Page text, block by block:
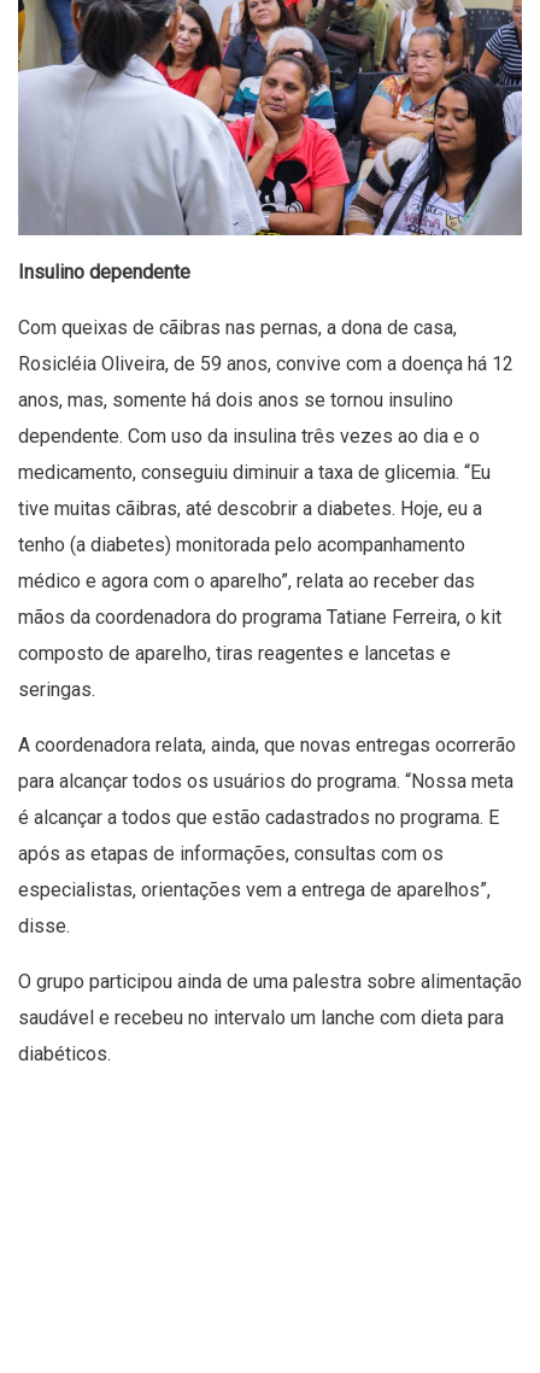
Insulino dependente
Com queixas de cãibras nas pernas, a dona de casa,
Rosicléia Oliveira, de 59 anos, convive com a doença há 12
anos, mas, somente há dois anos se tornou insulino
dependente. Com uso da insulina três vezes ao dia e o
medicamento, conseguiu diminuir a taxa de glicemia. “Eu
tive muitas cãibras, até descobrir a diabetes. Hoje, eu a
tenho (a diabetes) monitorada pelo acompanhamento
médico e agora com o aparelho”, relata ao receber das
mãos da coordenadora do programa Tatiane Ferreira, o kit
composto de aparelho, tiras reagentes e lancetas e
seringas.
A coordenadora relata, ainda, que novas entregas ocorrerão
para alcançar todos os usuários do programa. “Nossa meta
é alcançar a todos que estão cadastrados no programa. E
após as etapas de informações, consultas com os
especialistas, orientações vem a entrega de aparelhos”,
disse.
O grupo participou ainda de uma palestra sobre alimentação
saudável e recebeu no intervalo um lanche com dieta para
diabéticos.